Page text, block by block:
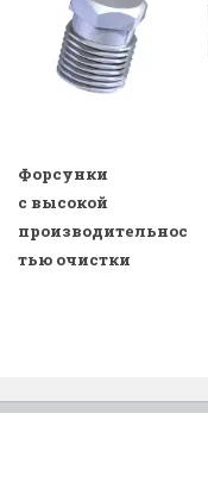
Форсунки
с высокой
производительнос
тью очистки